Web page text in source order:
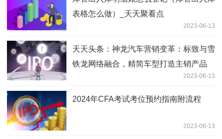
表格怎么做）_天天聚看点
2023-06-13
天天头条：神龙汽车营销变革：标致与雪
铁龙网络融合，精简车型打造主销产品
2023-06-13
2024年CFA考试​考位预约指南附流程
2023-06-13